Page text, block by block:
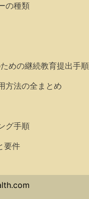
の種類
めの継続教育提出手順
方法の全まとめ
グ手順
要件